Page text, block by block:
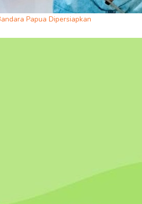
Papua Dipersiapkan